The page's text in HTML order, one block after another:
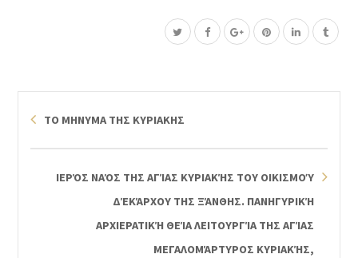
ΤΟ ΜΗΝΥΜΑ ΤΗΣ ΚΥΡΙΑΚΗΣ
ΙΕΡΌΣ ΝΑΌΣ ΤΗΣ ΑΓΊΑΣ ΚΥΡΙΑΚΉΣ ΤΟΥ ΟΙΚΙΣΜΟΎ
ΔΈΚΆΡΧΟΥ ΤΗΣ ΞΆΝΘΗΣ. ΠΑΝΗΓΥΡΙΚΉ
ΑΡΧΙΕΡΑΤΙΚΉ ΘΕΊΑ ΛΕΙΤΟΥΡΓΊΑ ΤΗΣ ΑΓΊΑΣ
ΜΕΓΑΛΟΜΆΡΤΥΡΟΣ ΚΥΡΙΑΚΉΣ,